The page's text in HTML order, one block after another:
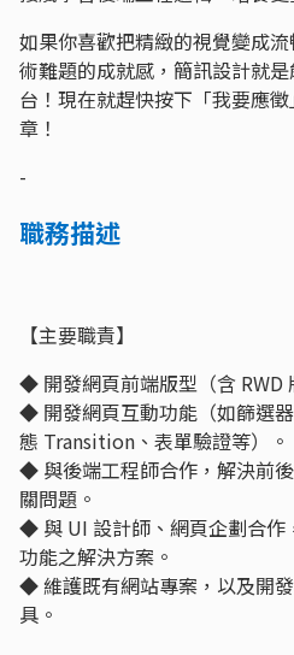
如果你喜歡把精緻的視覺變成
術難題的成就感，簡訊設計就
台！現在就趕快按下「我要應
章！
-
職務描述
【主要職責】
◆ 開發網頁前端版型（含 RWD
◆ 開發網頁互動功能（如篩選
態 Transition、表單驗證等）。
◆ 與後端工程師合作，解決前
關問題。
◆ 與 UI 設計師、網頁企劃合作
功能之解決方案。
◆ 維護既有網站專案，以及開
具。